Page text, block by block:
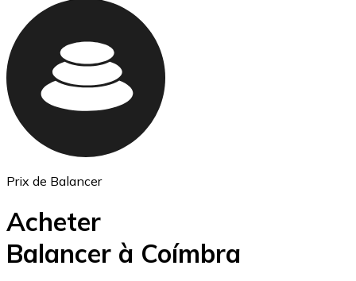
Ethereum
ETH
Prix de Balancer
Acheter
Balancer à Coímbra